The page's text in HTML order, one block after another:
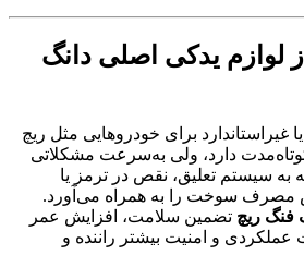
لوازم یدکی اصلی دانگ
غیراستاندارد برای خودروهایی مثل ریچ
دارد، ولی به‌سرعت مشکلاتی
به سیستم تعلیق، نقص در ترمز یا
مصرف سوخت را به همراه می‌آورد.
فنگ ریچ تضمین سلامت، افزایش عمر
و امنیت بیشتر راننده و